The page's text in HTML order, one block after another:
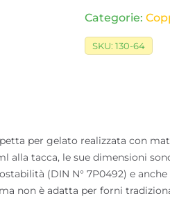
Categorie:
SKU:130-64
per gelato realizzata con
alla tacca, le sue dimensioni
(DIN N° 7P0492) e
non è adatta per forni